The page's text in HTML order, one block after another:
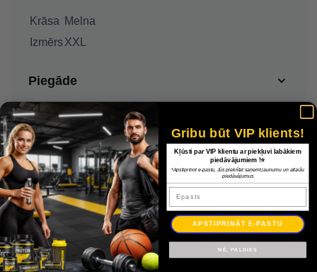
Krāsa Melna
IzmērsXXL
Piegāde
Apmaksa
Garantija
Adidas Tiro 21 Apmācība Top GH7304 džemperis / Melna / XXL
31,00 €
21,70 €
Gribu būt VIP klients!
Kļūsti par VIP klientu ar piekļuvi labākiem
piedāvājumiem !⭐
*Apstiprinot e-pastu, Jūs piekrītat saņemt jaunumu un atlaižu
piedāvājumus
Epasts
APSTIPRINĀT E-PASTU
NĒ, PALDIES